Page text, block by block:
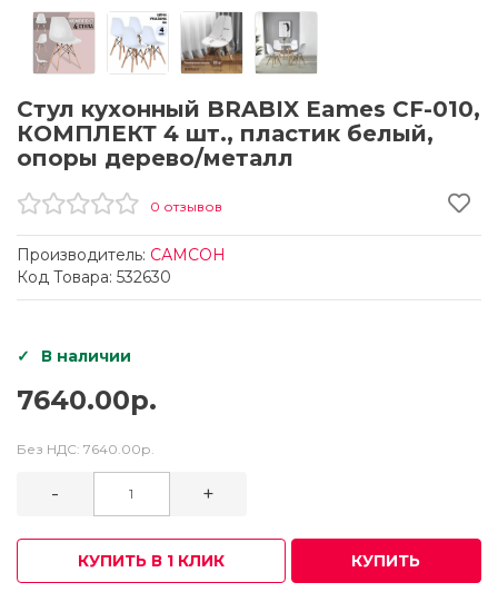
Стул кухонный BRABIX Eames CF-010,
КОМПЛЕКТ 4 шт., пластик белый,
опоры дерево/металл
0 отзывов
Производитель: САМСОН
Код Товара: 532630
В наличии
7640.00р.
Без НДС: 7640.00р.
- +
КУПИТЬ В 1 КЛИК КУПИТЬ